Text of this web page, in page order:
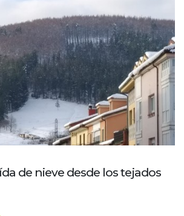
de nieve desde los tejados